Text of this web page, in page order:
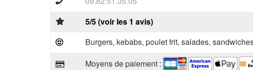
5/5 (voir les 1 avis)
Burgers, kebabs, poulet frit, salades,
Moyens de paiement :